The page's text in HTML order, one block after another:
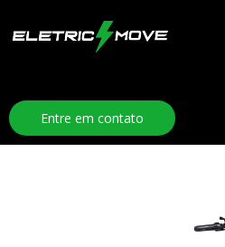
Entre em contato